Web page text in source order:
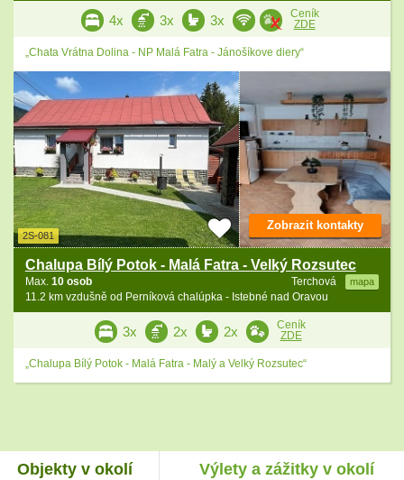
4x 3x 3x
Ceník
ZDE
„Chata Vrátna Dolina - NP Malá Fatra - Jánošíkove diery“
2S-081
Chalupa Bílý Potok - Malá Fatra - Velký Rozsutec
Terchová mapa
Max. 10 osob
11.2 km vzdušně od Perníková chalúpka - Istebné nad Oravou
Zobrazit kontakty
3x 2x 2x
Ceník
ZDE
„Chalupa Bílý Potok - Malá Fatra - Malý a Velký Rozsutec“
Objekty v okolí Výlety a zážitky v okolí